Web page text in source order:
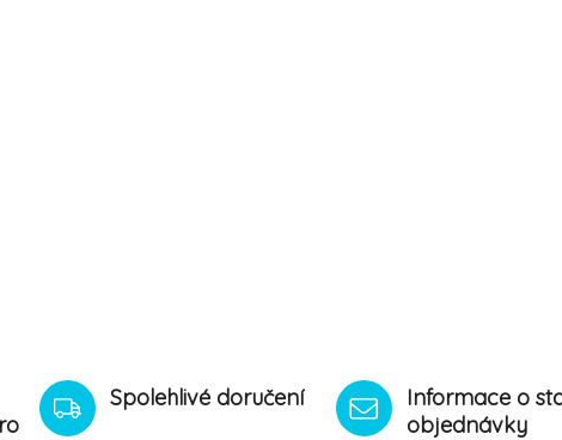
Spolehlivé doručení
Informace o
objednávky